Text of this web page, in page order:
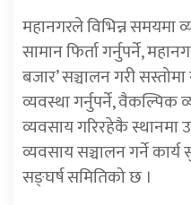
महानगरले विभिन्न समयमा
सामान फिर्ता गर्नुपर्ने,
बजार’ सञ्चालन गरी
व्यवस्था गर्नुपर्ने,
व्यवसाय गरिरहेकै स्थानमा
व्यवसाय सञ्चालन गर्ने कार्य
सङ्घर्ष समितिको छ ।